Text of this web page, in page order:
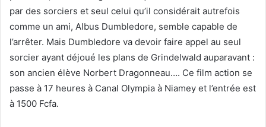
par des sorciers et seul celui qu’il considérait autrefois
comme un ami, Albus Dumbledore, semble capable de
l’arrêter. Mais Dumbledore va devoir faire appel au seul
sorcier ayant déjoué les plans de Grindelwald auparavant :
son ancien élève Norbert Dragonneau…. Ce film action se
passe à 17 heures à Canal Olympia à Niamey et l’entrée est
à 1500 Fcfa.